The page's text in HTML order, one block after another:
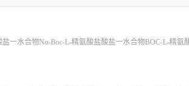
盐一水合物Nα-Boc-L-精氨酸盐酸盐一水合物BOC-L-精氨